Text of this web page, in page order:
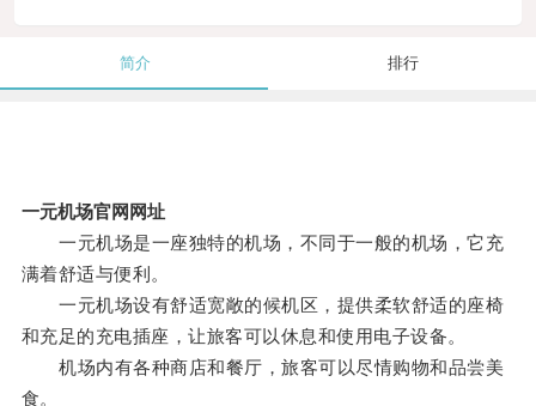
简介 排行
一元机场官网网址
一元机场是一座独特的机场，不同于一般的机场，它充
满着舒适与便利。
一元机场设有舒适宽敞的候机区，提供柔软舒适的座椅
和充足的充电插座，让旅客可以休息和使用电子设备。
机场内有各种商店和餐厅，旅客可以尽情购物和品尝美
食。